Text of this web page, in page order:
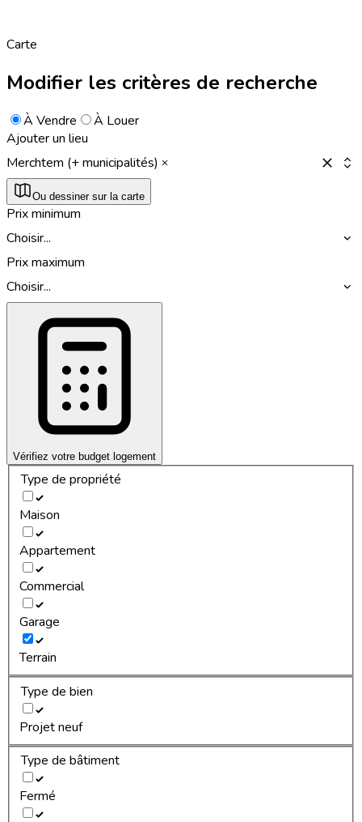
Carte
Modifier les critères de recherche
À Vendre
À Louer
Ajouter un lieu
Merchtem (+ municipalités)
Ou dessiner sur la carte
Prix minimum
Choisir...
Prix maximum
Choisir...
Vérifiez votre budget logement
Type de propriété
Maison
Appartement
Commercial
Garage
Terrain
Type de bien
Projet neuf
Type de bâtiment
Fermé